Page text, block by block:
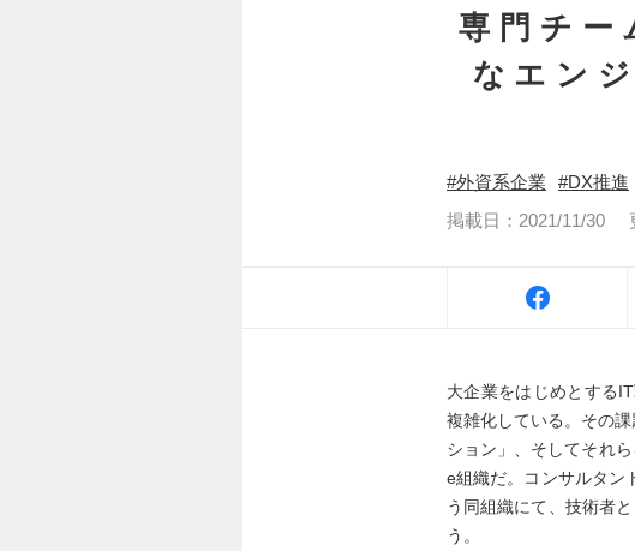
専門チー
なエン
外資系企業 DX推進
掲載日：2021/11/30
大企業をはじめとする
複雑化している。その
ション」、そしてそれ
e組織だ。コンサルタン
う同組織にて、技術者
う。